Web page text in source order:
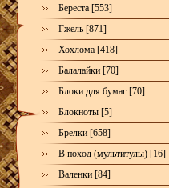
Береста [553]
Гжель [871]
Хохлома [418]
Балалайки [70]
Блоки для бумаг [70]
Блокноты [5]
Брелки [658]
В поход (мультитулы) [16]
Валенки [84]